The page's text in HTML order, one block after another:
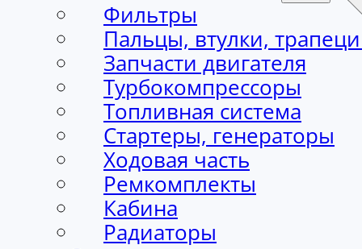
Фильтры
Пальцы, втулки,
Запчасти двигателя
Турбокомпрессоры
Топливная система
Стартеры, генераторы
Ходовая часть
Ремкомплекты
Кабина
Радиаторы